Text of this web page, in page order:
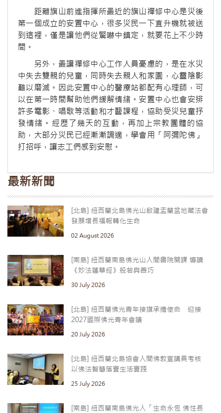
距離旗山前進指揮所最近的旗山禪修中心是災後
第一個成立的安置中心，很多災民一下直升機就被送
到這裡，僅是讓他們從驚嚇中鎮定，就要花上不少時
間。
另外，最讓禪修中心工作人員憂慮的，是在水災
中失去雙親的兒童，同時失去親人和家園，心靈陰影
難以磨滅。因此安置中心的醫療站都配有心理師，可
以在第一時間幫助他們緩解情緒。安置中心也會安排
許多電影、唱歌等活動和才藝課程，協助受災兒童抒
發情緒。經歷了幾天的互動，再加上宗教團體的協
助，大部分災民已經漸漸調適，學會用「阿彌陀佛」
打招呼，讓志工們感到安慰。
最新新聞
[北島] 紐西蘭北島佛光山啟建盂蘭盆地藏法會
發願增長福報轉化生命
02 August 2026
[南島] 紐西蘭南島佛光山人間書院開課 導讀
《妙法蓮華經》般若與善巧
30 July 2026
[北島] 紐西蘭佛光青年接旗承擔使命 迎接
2027國際佛光青年會議
20 July 2026
[北島] 紐西蘭北島協會人間佛教宣講員考核
以佛法智慧落實生活實踐
25 July 2026
[南島] 紐西蘭南島佛光人「生命永恆 佛性長